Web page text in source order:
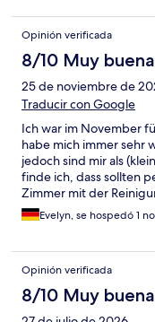
für den Preis.
Opinión verificada
8/10 Muy buena
25 de noviembre de
Traducir con Google
Ich war im November
habe mich immer sehr
jedoch sind mir als
finde ich, dass sollten
Zimmer mit der
einer Entschuldigung
Rückgabe nach
Sauna müffelt und es
abzuspritzen bevor m
leider selten saauber
wollte ich zunächst
Evelyn, se hospedó 1
Opinión verificada
8/10 Muy buena